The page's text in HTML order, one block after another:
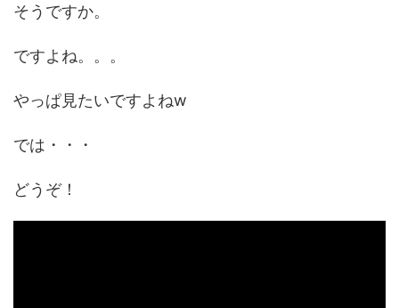
そうですか。
ですよね。。。
やっぱ見たいですよねw
では・・・
どうぞ！